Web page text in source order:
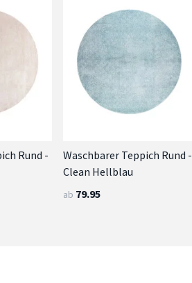
Rund -
Waschbarer Teppich Rund -
Clean Hellblau
ab 79.95